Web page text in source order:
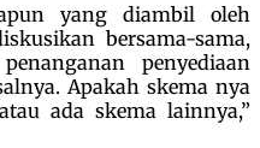
yang diambil oleh
bersama-sama,
penyediaan
Apakah skema nya
ada skema lainnya,”